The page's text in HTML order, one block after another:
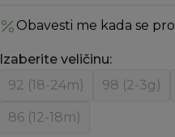
Obavesti me kada se
Izaberite veličinu:
92 (18-24m) 98 (2-3g)
86 (12-18m)